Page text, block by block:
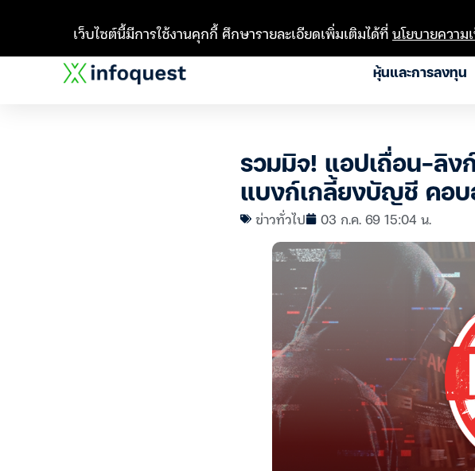
หุ้นและการลงทุน
รวมมิจ! แอปเถื่อน-ลิง
แบงก์เกลี้ยงบัญชี คอบ
ข่าวทั่วไป 03 ก.ค. 69 15:04 น.
เว็บไซต์นี้มีการใช้งานคุกกี้ ศึกษารายละเอียดเพิ่มเติมได้ที่นโยบายความ